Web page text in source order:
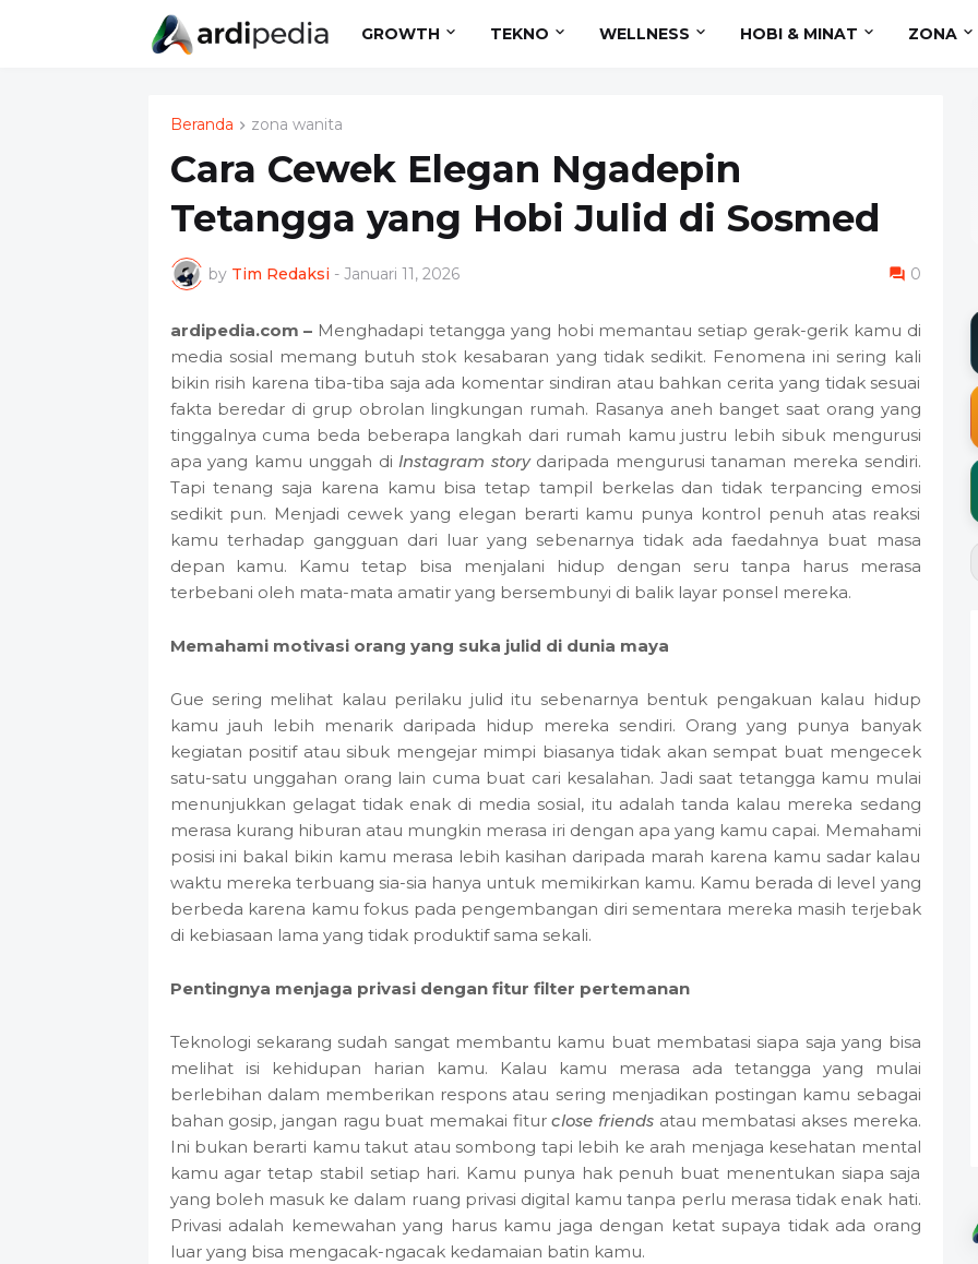
GROWTH TEKNO WELLNESS HOBI & MINAT ZONA
Beranda zona wanita
Cara Cewek Elegan Ngadepin
Tetangga yang Hobi Julid di Sosmed
by Tim Redaksi - Januari 11, 2026 0
ardipedia.com – Menghadapi tetangga yang hobi memantau setiap gerak-gerik kamu di
media sosial memang butuh stok kesabaran yang tidak sedikit. Fenomena ini sering kali
bikin risih karena tiba-tiba saja ada komentar sindiran atau bahkan cerita yang tidak sesuai
fakta beredar di grup obrolan lingkungan rumah. Rasanya aneh banget saat orang yang
tinggalnya cuma beda beberapa langkah dari rumah kamu justru lebih sibuk mengurusi
apa yang kamu unggah diInstagram storydaripada mengurusi tanaman mereka sendiri.
Tapi tenang saja karena kamu bisa tetap tampil berkelas dan tidak terpancing emosi
sedikit pun. Menjadi cewek yang elegan berarti kamu punya kontrol penuh atas reaksi
kamu terhadap gangguan dari luar yang sebenarnya tidak ada faedahnya buat masa
depan kamu. Kamu tetap bisa menjalani hidup dengan seru tanpa harus merasa
terbebani oleh mata-mata amatir yang bersembunyi di balik layar ponsel mereka.
Memahami motivasi orang yang suka julid di dunia maya
Gue sering melihat kalau perilaku julid itu sebenarnya bentuk pengakuan kalau hidup
kamu jauh lebih menarik daripada hidup mereka sendiri. Orang yang punya banyak
kegiatan positif atau sibuk mengejar mimpi biasanya tidak akan sempat buat mengecek
satu-satu unggahan orang lain cuma buat cari kesalahan. Jadi saat tetangga kamu mulai
menunjukkan gelagat tidak enak di media sosial, itu adalah tanda kalau mereka sedang
merasa kurang hiburan atau mungkin merasa iri dengan apa yang kamu capai. Memahami
posisi ini bakal bikin kamu merasa lebih kasihan daripada marah karena kamu sadar kalau
waktu mereka terbuang sia-sia hanya untuk memikirkan kamu. Kamu berada di level yang
berbeda karena kamu fokus pada pengembangan diri sementara mereka masih terjebak
di kebiasaan lama yang tidak produktif sama sekali.
Pentingnya menjaga privasi dengan fitur filter pertemanan
Teknologi sekarang sudah sangat membantu kamu buat membatasi siapa saja yang bisa
melihat isi kehidupan harian kamu. Kalau kamu merasa ada tetangga yang mulai
berlebihan dalam memberikan respons atau sering menjadikan postingan kamu sebagai
bahan gosip, jangan ragu buat memakai fiturclose friendsatau membatasi akses mereka.
Ini bukan berarti kamu takut atau sombong tapi lebih ke arah menjaga kesehatan mental
kamu agar tetap stabil setiap hari. Kamu punya hak penuh buat menentukan siapa saja
yang boleh masuk ke dalam ruang privasi digital kamu tanpa perlu merasa tidak enak hati.
Privasi adalah kemewahan yang harus kamu jaga dengan ketat supaya tidak ada orang
luar yang bisa mengacak-ngacak kedamaian batin kamu.